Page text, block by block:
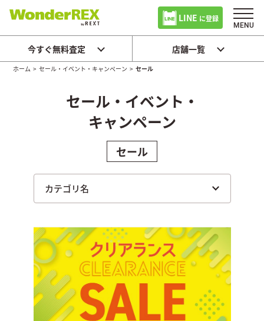
LINE に登録
今すぐ無料査定 店舗一覧
ホーム >セール・イベント・キャンペーン >セール
セール・イベント・
キャンペーン
セール